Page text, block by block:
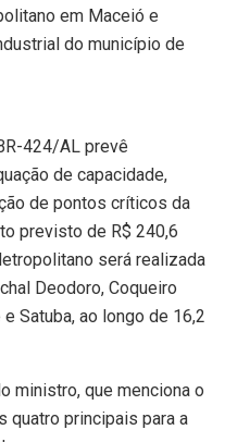
em Maceió e
do município de
424/AL prevê
de capacidade,
de pontos críticos da
previsto de R$ 240,6
será realizada
Deodoro, Coqueiro
Satuba, ao longo de 16,2
ministro, que menciona o
quatro principais para a